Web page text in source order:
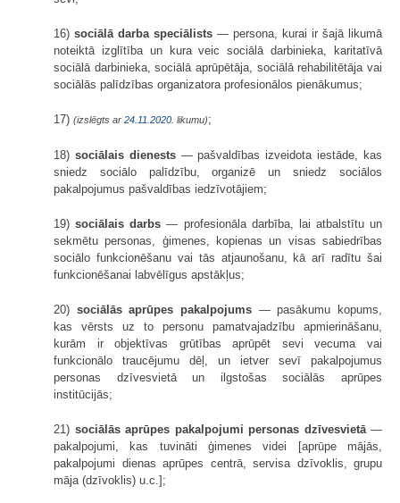
16) sociālā darba speciālists — persona, kurai ir šajā likumā
noteiktā izglītība un kura veic sociālā darbinieka, karitatīvā
sociālā darbinieka, sociālā aprūpētāja, sociālā rehabilitētāja vai
sociālās palīdzības organizatora profesionālos pienākumus;
17) (izslēgts ar 24.11.2020 . likumu);
18) sociālais dienests— pašvaldības izveidota iestāde, kas
sniedz sociālo palīdzību, organizē un sniedz sociālos
pakalpojumus pašvaldības iedzīvotājiem;
19) sociālais darbs — profesionāla darbība, lai atbalstītu un
sekmētu personas, ģimenes, kopienas un visas sabiedrības
sociālo funkcionēšanu vai tās atjaunošanu, kā arī radītu šai
funkcionēšanai labvēlīgus apstākļus;
20) sociālās aprūpes pakalpojums — pasākumu kopums,
kas vērsts uz to personu pamatvajadzību apmierināšanu,
kurām ir objektīvas grūtības aprūpēt sevi vecuma vai
funkcionālo traucējumu dēļ, un ietver sevī pakalpojumus
personas dzīvesvietā un ilgstošas sociālās aprūpes
institūcijās;
21) sociālās aprūpes pakalpojumi personas dzīvesvietā—
pakalpojumi, kas tuvināti ģimenes videi [aprūpe mājās,
pakalpojumi dienas aprūpes centrā, servisa dzīvoklis, grupu
māja (dzīvoklis) u.c.];